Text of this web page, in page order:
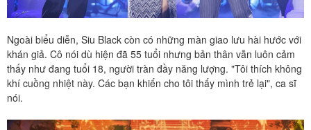
Ngoài biểu diễn, Siu Black còn có những màn giao lưu hài hước với
khán giả. Cô nói dù hiện đã 55 tuổi nhưng bản thân vẫn luôn cảm
thấy như đang tuổi 18, người tràn đầy năng lượng. "Tôi thích không
khí cuồng nhiệt này. Các bạn khiến cho tôi thấy mình trẻ lại", ca sĩ
nói.